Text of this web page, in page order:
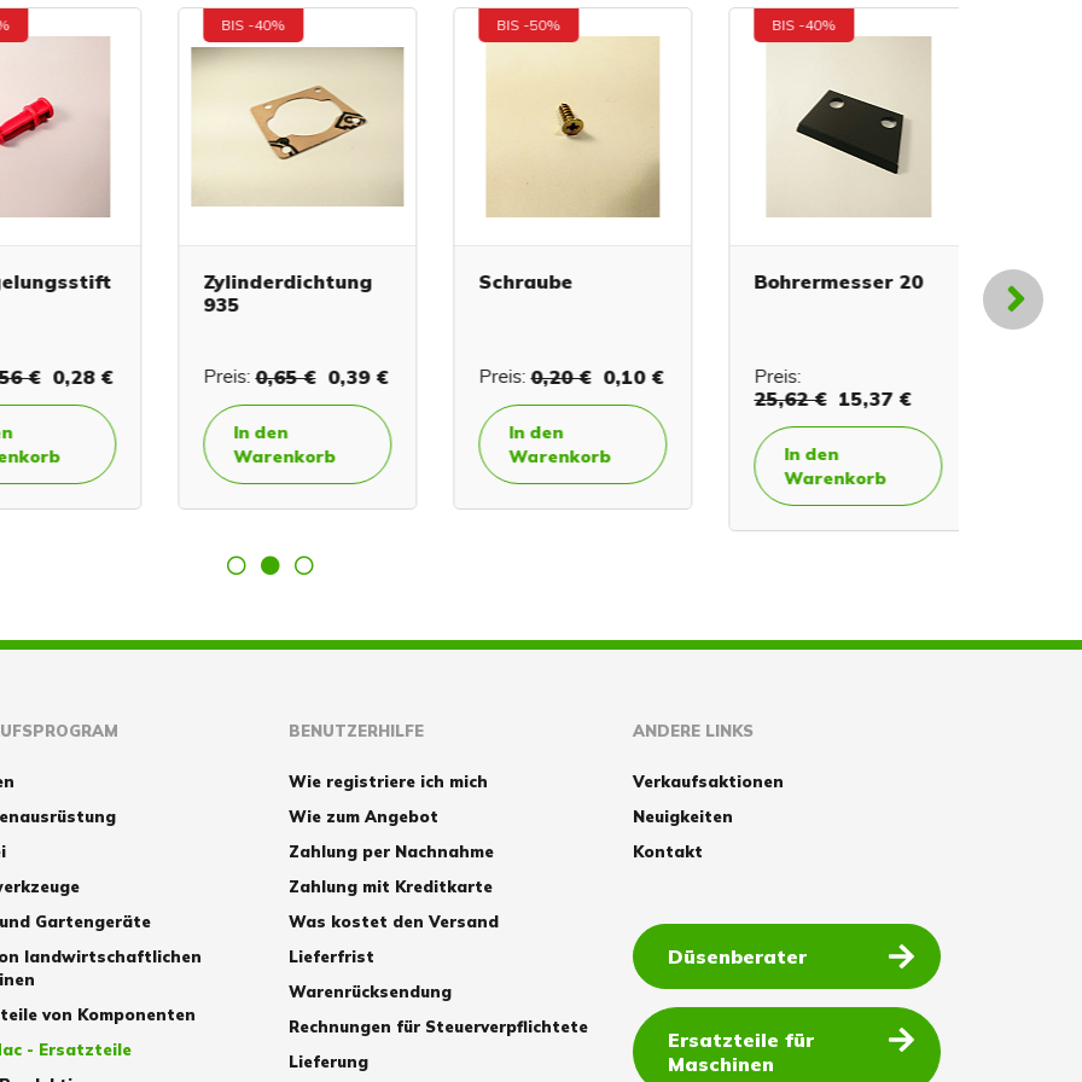
0,28 €
BIS -40%
Zylinderdichtung
935
Preis: 0,65 € 0,39 €
In den
Warenkorb
BIS -50%
Schraube
Preis: 0,20 € 0,10 €
In den
Warenkorb
BIS -40%
Bohrermesser 20
Preis:
25,62 € 15,37 €
In den
Warenkorb
Gartengeräte
landwirtschaftlichen
von Komponenten
- Ersatzteile
BENUTZERHILFE
Wie registriere ich mich
Wie zum Angebot
Zahlung per Nachnahme
Zahlung mit Kreditkarte
Was kostet den Versand
Lieferfrist
Warenrücksendung
Rechnungen für Steuerverpflichtete
Lieferung
ANDERE LINKS
Verkaufsaktionen
Neuigkeiten
Kontakt
Düsenberater
Ersatzteile für
Maschinen